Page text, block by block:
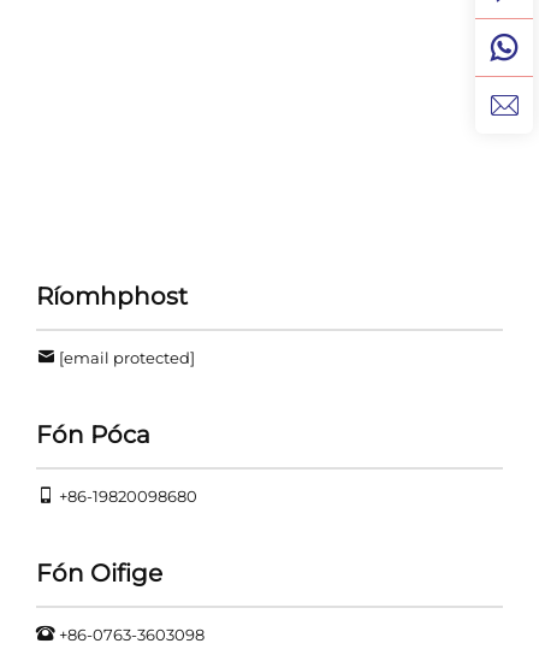
Ríomhphost
[email protected]
Fón Póca
+86-19820098680
Fón Oifige
+86-0763-3603098